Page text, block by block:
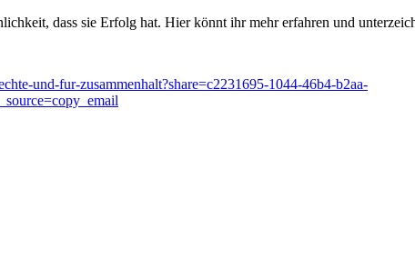
dass sie Erfolg hat. Hier könnt ihr mehr erfahren und
und-fur-zusammenhalt?share=c2231695-1044-46b4-b2aa-